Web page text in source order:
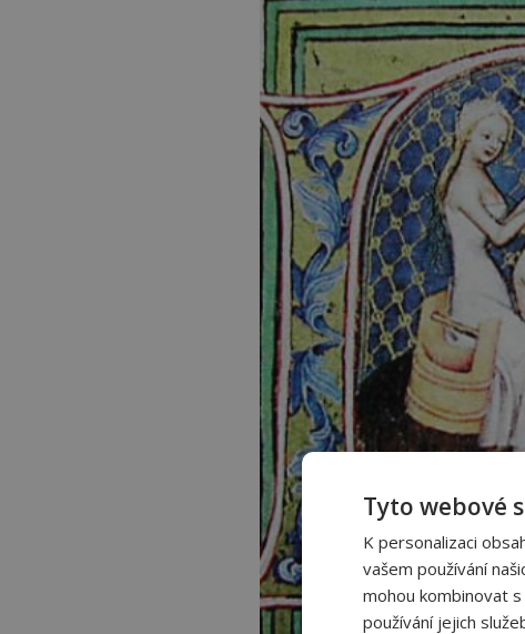
Tyto webové
K personalizaci
vašem používání
mohou kombinovat
používání jejich